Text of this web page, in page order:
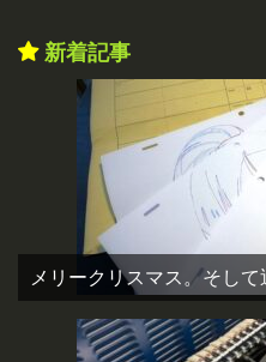
新着記事
メリークリスマス。そして